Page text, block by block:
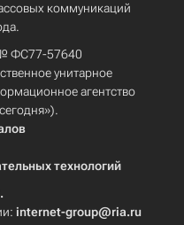
коммуникаций
№ ФС77-57640
унитарное
агентство
технологий
internet-group@ria.ru